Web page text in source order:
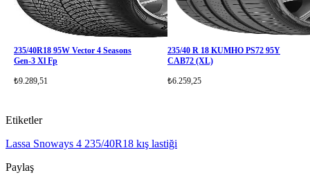
235/40R18 95W Vector 4 Seasons
Gen-3 Xl Fp
₺9.289,51
235/40 R 18 KUMHO PS72 95Y
CAB72 (XL)
₺6.259,25
Etiketler
Lassa Snoways 4 235/40R18 kış lastiği
Paylaş